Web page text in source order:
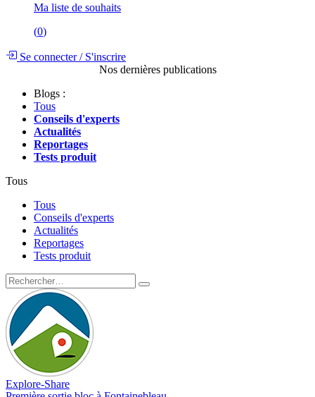
Ma liste de souhaits
(0)
Se connecter/S'inscrire
Nos dernières publications
Blogs :
Tous
Conseils d'experts
Actualités
Reportages
Tests produit
Tous
Tous
Conseils d'experts
Actualités
Reportages
Tests produit
Explore-Share